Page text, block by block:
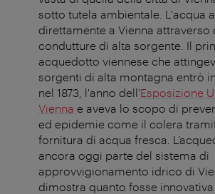
sotto tutela ambientale. L'acqua
direttamente a Vienna attraverso
condutture di alta sorgente. Il
acquedotto viennese che
sorgenti di alta montagna entrò
nel 1873, l'anno dell'Esposizione
Vienna e aveva lo scopo di
ed epidemie come il colera
fornitura di acqua fresca.
ancora oggi parte del sistema di
approvvigionamento idrico di
dimostra quanto fosse innovativa